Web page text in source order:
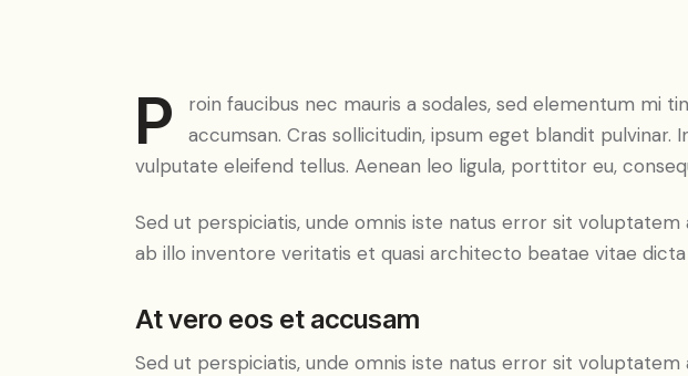
P
roin faucibus nec mauris a sodales, sed elementum mi
accumsan. Cras sollicitudin, ipsum eget blandit
vulputate eleifend tellus. Aenean leo ligula, porttitor eu,
Sed ut perspiciatis, unde omnis iste natus error sit
ab illo inventore veritatis et quasi architecto beatae vitae
At vero eos et accusam
Sed ut perspiciatis, unde omnis iste natus error sit